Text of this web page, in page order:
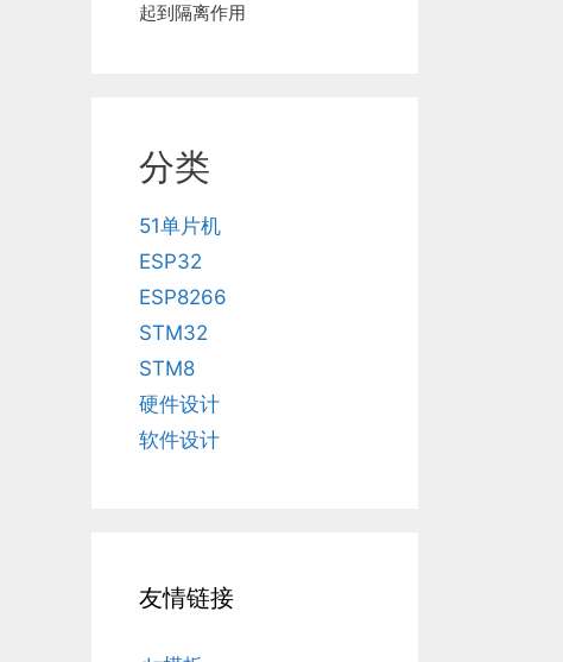
起到隔离作用
分类
51单片机
ESP32
ESP8266
STM32
STM8
硬件设计
软件设计
友情链接